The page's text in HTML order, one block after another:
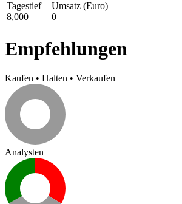
Tagestief
8,000
Umsatz (Euro)
0
Empfehlungen
Kaufen • Halten • Verkaufen
Analysten